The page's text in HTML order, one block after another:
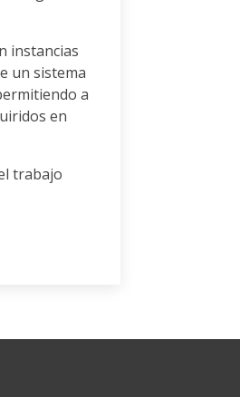
instancias
un sistema
a
en
trabajo